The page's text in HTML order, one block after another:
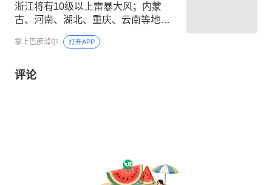
浙江将有10级以上雷暴大风；内蒙
古、河南、湖北、重庆、云南等地有
掌上巴彦淖尔 打开APP
评论